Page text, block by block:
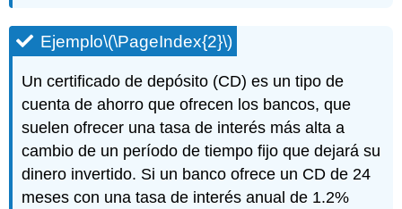
Ejemplo\(\PageIndex{2}\)
Un certificado de depósito (CD) es un tipo de
cuenta de ahorro que ofrecen los bancos, que
suelen ofrecer una tasa de interés más alta a
cambio de un período de tiempo fijo que dejará su
dinero invertido. Si un banco ofrece un CD de 24
meses con una tasa de interés anual de 1.2%